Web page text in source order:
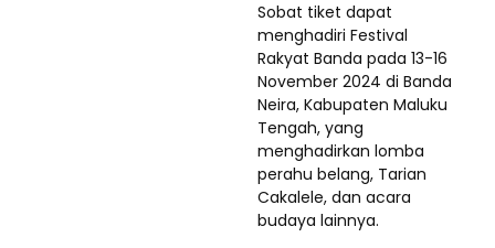
Sobat tiket dapat
menghadiri Festival
Rakyat Banda pada 13-16
November 2024 di Banda
Neira, Kabupaten Maluku
Tengah, yang
menghadirkan lomba
perahu belang, Tarian
Cakalele, dan acara
budaya lainnya.